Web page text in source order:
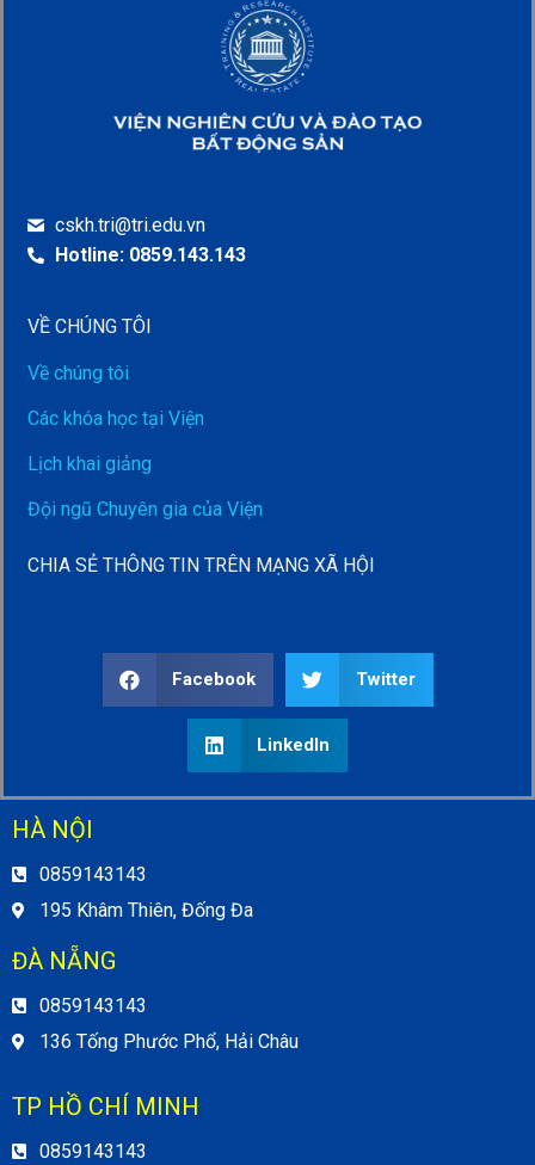
cskh.tri@tri.edu.vn
Hotline: 0859.143.143
VỀ CHÚNG TÔI
Về chúng tôi
Các khóa học tại Viện
Lịch khai giảng
Đội ngũ Chuyên gia của Viện
CHIA SẺ THÔNG TIN TRÊN MẠNG XÃ HỘI
Facebook Twitter
LinkedIn
HÀ NỘI
0859143143
195 Khâm Thiên, Đống Đa
ĐÀ NẴNG
0859143143
136 Tống Phước Phổ, Hải Châu
TP HỒ CHÍ MINH
0859143143